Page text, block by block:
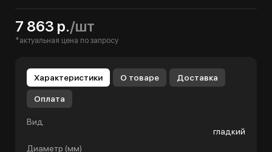
7 863 р./шт
*актуальная цена по запросу
Характеристики О товаре Доставка
Оплата
Вид
гладкий
Диаметр (мм)